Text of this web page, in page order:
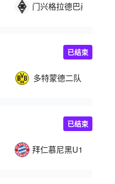
门兴格拉德巴赫
多特蒙德二队
已结束
拜仁慕尼黑U19
已结束